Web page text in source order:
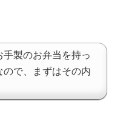
製のお弁当を持っ
ので、まずはその内